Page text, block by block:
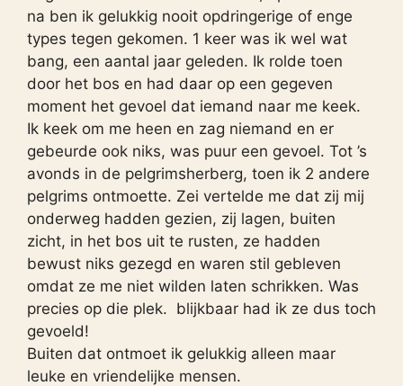
na ben ik gelukkig nooit opdringerige of enge
types tegen gekomen. 1 keer was ik wel wat
bang, een aantal jaar geleden. Ik rolde toen
door het bos en had daar op een gegeven
moment het gevoel dat iemand naar me keek.
Ik keek om me heen en zag niemand en er
gebeurde ook niks, was puur een gevoel. Tot ’s
avonds in de pelgrimsherberg, toen ik 2 andere
pelgrims ontmoette. Zei vertelde me dat zij mij
onderweg hadden gezien, zij lagen, buiten
zicht, in het bos uit te rusten, ze hadden
bewust niks gezegd en waren stil gebleven
omdat ze me niet wilden laten schrikken. Was
precies op die plek. blijkbaar had ik ze dus toch
gevoeld!
Buiten dat ontmoet ik gelukkig alleen maar
leuke en vriendelijke mensen.